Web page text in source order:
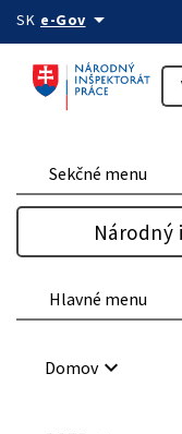
Preskočiť na obsah
SK e-Govarrow_drop_down
Sekčné menu
Národný
Hlavné menu
Domovkeyboard_arrow_down